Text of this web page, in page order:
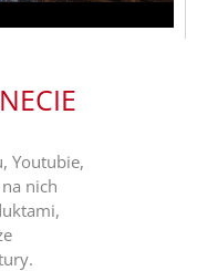
Youtubie,
nich